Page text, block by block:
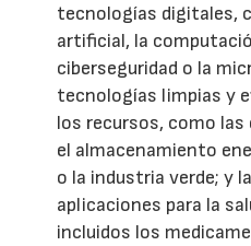
tecnologías digitales,
artificial, la
ciberseguridad o la
tecnologías limpias y
los recursos, como las
el almacenamiento
o la industria verde; y
aplicaciones para la
incluidos los